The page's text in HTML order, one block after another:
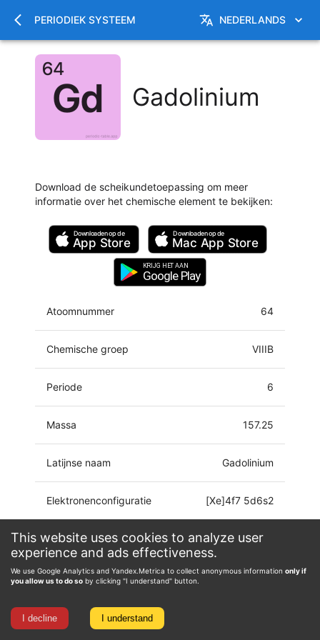
This website uses cookies to analyze user
experience and ads effectiveness.
We use Google Analytics and Yandex.Metrica to collect anonymous information only if
you allow us to do so by clicking "I understand" button.
I decline I understand
PERIODIEK SYSTEEM NEDERLANDS
Gadolinium
Download de scheikundetoepassing om meer
informatie over het chemische element te bekijken:
Downloaden op de
App Store
Downloaden op de
Mac App Store
KRIJG HET AAN
Google Play
Atoomnummer 64
Chemische groep VIIIB
Periode 6
Massa 157.25
Latijnse naam Gadolinium
Elektronenconfiguratie [Xe]4f7 5d6s2
Oxidatiestaat 0, 1, 2, 3